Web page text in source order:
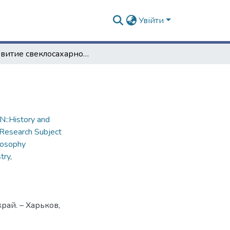
Увійти
Развитие свеклосахарного производства
and
Subject
,
– Харьков,